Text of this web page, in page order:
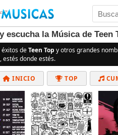
escucha la Música de Teen
deTeen Top y otros grandes
estés donde estés.
INICIO TOP